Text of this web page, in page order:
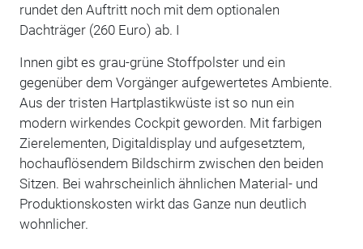
rundet den Auftritt noch mit dem optionalen
Dachträger (260 Euro) ab. I
Innen gibt es grau-grüne Stoffpolster und ein
gegenüber dem Vorgänger aufgewertetes Ambiente.
Aus der tristen Hartplastikwüste ist so nun ein
modern wirkendes Cockpit geworden. Mit farbigen
Zierelementen, Digitaldisplay und aufgesetztem,
hochauflösendem Bildschirm zwischen den beiden
Sitzen. Bei wahrscheinlich ähnlichen Material- und
Produktionskosten wirkt das Ganze nun deutlich
wohnlicher.